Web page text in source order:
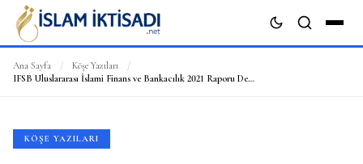
ARA
Ana Sayfa / Köşe Yazıları
/
IFSB Uluslararası İslami Finans ve Bankacılık 2021 Raporu Değerlendirmesi
KÖŞE YAZILARI